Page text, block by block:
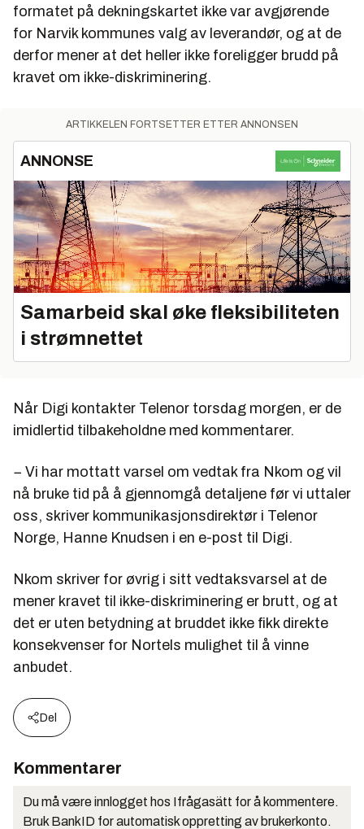
formatet på dekningskartet ikke var avgjørende
for Narvik kommunes valg av leverandør, og at de
derfor mener at det heller ikke foreligger brudd på
kravet om ikke-diskriminering.
ARTIKKELEN FORTSETTER ETTER ANNONSEN
ANNONSE
Samarbeid skal øke fleksibiliteten
i strømnettet
Når Digi kontakter Telenor torsdag morgen, er de
imidlertid tilbakeholdne med kommentarer.
− Vi har mottatt varsel om vedtak fra Nkom og vil
nå bruke tid på å gjennomgå detaljene før vi uttaler
oss, skriver kommunikasjonsdirektør i Telenor
Norge, Hanne Knudsen i en e-post til Digi.
Nkom skriver for øvrig i sitt vedtaksvarsel at de
mener kravet til ikke-diskriminering er brutt, og at
det er uten betydning at bruddet ikke fikk direkte
konsekvenser for Nortels mulighet til å vinne
anbudet.
Del
Kommentarer
Du må være innlogget hos Ifrågasätt for å kommentere.
Bruk BankID for automatisk oppretting av brukerkonto.